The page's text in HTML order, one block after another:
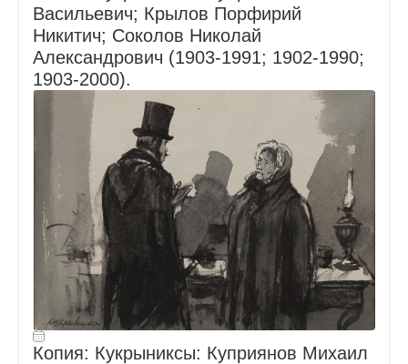
Васильевич; Крылов Порфирий
Никитич; Соколов Николай
Александрович (1903-1991; 1902-1990;
1903-2000).
Копия: Кукрыниксы: Куприянов Михаил